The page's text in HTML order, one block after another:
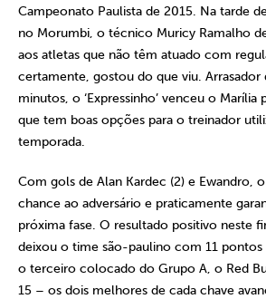
Campeonato Paulista de 2015. Na tarde
no Morumbi, o técnico Muricy Ramalho
aos atletas que não têm atuado com
certamente, gostou do que viu. Arrasador
minutos, o ‘Expressinho’ venceu o
que tem boas opções para o treinador
temporada.
Com gols de Alan Kardec (2) e Ewandro,
chance ao adversário e praticamente
próxima fase. O resultado positivo neste
deixou o time são-paulino com 11 pontos
o terceiro colocado do Grupo A, o Red
15 – os dois melhores de cada chave